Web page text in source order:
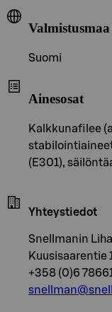
Valmistusmaa
Suomi
Ainesosat
Kalkkunafilee
(E301),
Yhteystiedot
Snellmanin
Kuusisaarentie
+358 (0)6